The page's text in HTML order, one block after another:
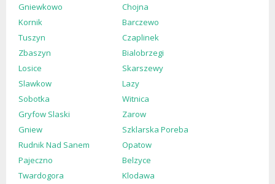
Gniewkowo
Chojna
Kornik
Barczewo
Tuszyn
Czaplinek
Zbaszyn
Bialobrzegi
Losice
Skarszewy
Slawkow
Lazy
Sobotka
Witnica
Gryfow Slaski
Zarow
Gniew
Szklarska Poreba
Rudnik Nad Sanem
Opatow
Pajeczno
Belzyce
Twardogora
Klodawa